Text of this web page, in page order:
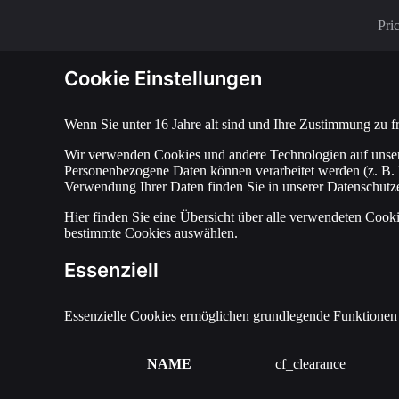
Cookie Einstellungen
Wenn Sie unter 16 Jahre alt sind und Ihre Zustimmung zu
Wir verwenden Cookies und andere Technologien auf
Personenbezogene Daten können verarbeitet werden (z.
Verwendung Ihrer Daten finden Sie in unserer
Hier finden Sie eine Übersicht über alle verwendeten
bestimmte Cookies auswählen.
Essenziell
Essenzielle Cookies ermöglichen grundlegende
NAME cf_clearance